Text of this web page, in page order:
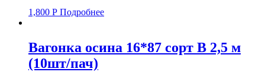
1,800 Р Подробнее
Вагонка осина 16*87 сорт В 2,5 м
(10шт/пач)